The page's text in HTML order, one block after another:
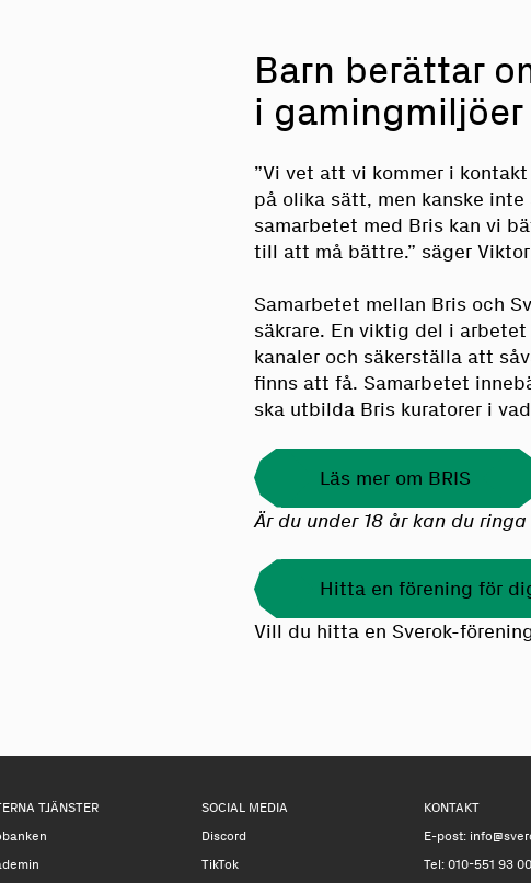
Barn berättar
i gamingmiljöer
”Vi vet att vi kommer i
på olika sätt, men kanske
samarbetet med Bris kan vi
till att må bättre.” säger
Samarbetet mellan Bris och
säkrare. En viktig del i
kanaler och säkerställa att
finns att få. Samarbetet
ska utbilda Bris kuratorer i
Läs mer om BRIS
Är du under 18 år kan du ringa
Hitta en förening för
Vill du hitta en Sverok-
TJÄNSTER
SOCIAL MEDIA
Discord
TikTok
KONTAKT
E-post:
Tel: 010-551 93 00